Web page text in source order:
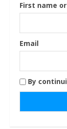
First name
Email
By